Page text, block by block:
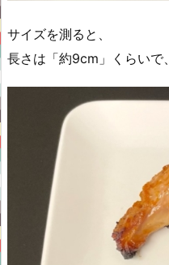
サイズを測ると、
長さは「約9cm」くらいで、